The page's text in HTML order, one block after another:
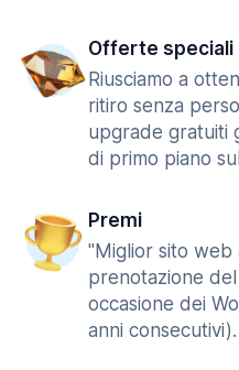
Offerte speciali
Riusciamo a
ritiro senza
upgrade gratuiti
di primo piano
Premi
"Miglior sito web
prenotazione
occasione dei
anni consecutivi).